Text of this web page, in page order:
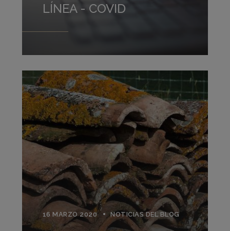
LÍNEA - COVID
16 MARZO 2020 NOTICIAS DEL BLOG